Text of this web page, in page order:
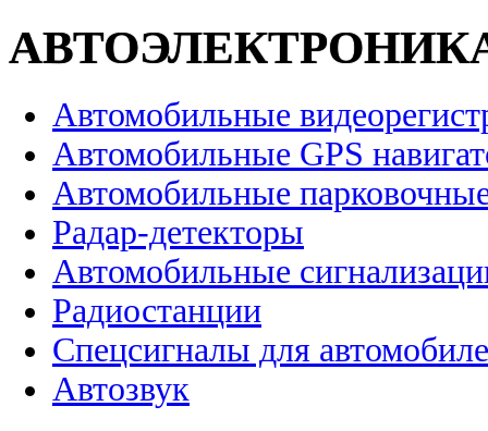
Автомобильные
Автомобильные GPS
Автомобильные
Радар-детекторы
Автомобильные
Радиостанции
Спецсигналы для
Автозвук